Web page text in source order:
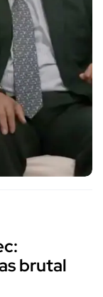
brutal